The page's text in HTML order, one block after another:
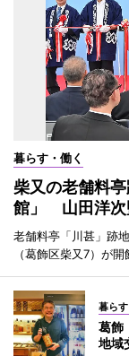
暮らす・働く
柴又の老舗料
館」 山田洋次
老舗料亭「川甚」跡
（葛飾区柴又7）が
暮ら
葛飾
地域